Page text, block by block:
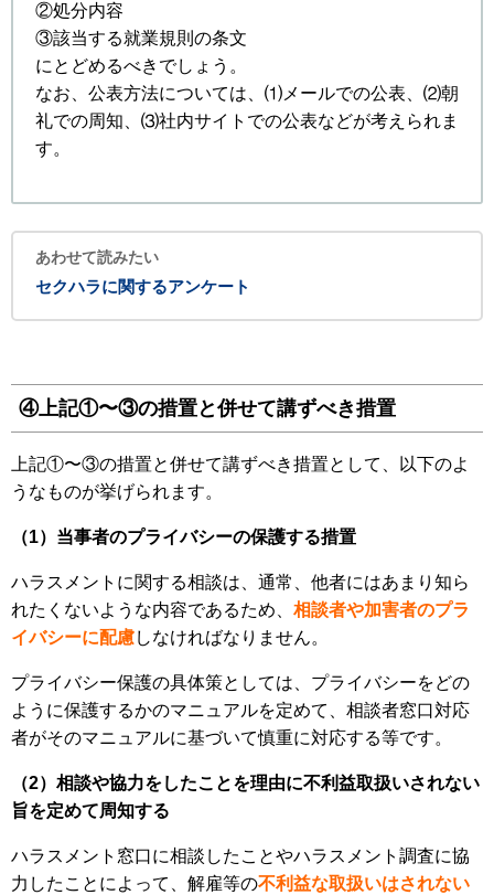
②処分内容
③該当する就業規則の条文
にとどめるべきでしょう。
なお、公表方法については、⑴メールでの公表、⑵朝
礼での周知、⑶社内サイトでの公表などが考えられま
す。
あわせて読みたい
セクハラに関するアンケート
④上記①〜③の措置と併せて講ずべき措置
上記①〜③の措置と併せて講ずべき措置として、以下のよ
うなものが挙げられます。
（1）当事者のプライバシーの保護する措置
ハラスメントに関する相談は、通常、他者にはあまり知ら
れたくないような内容であるため、 相談者や加害者のプラ
イバシーに配慮しなければなりません。
プライバシー保護の具体策としては、プライバシーをどの
ように保護するかのマニュアルを定めて、相談者窓口対応
者がそのマニュアルに基づいて慎重に対応する等です。
（2）相談や協力をしたことを理由に不利益取扱いされない
旨を定めて周知する
ハラスメント窓口に相談したことやハラスメント調査に協
力したことによって、解雇等の不利益な取扱いはされない